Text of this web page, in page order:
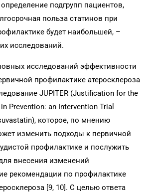
подгрупп пациентов,
польза статинов при
будет наибольшей, –
исследований.
исследований эффективности
профилактике атеросклероза
JUPITER (Justification for the
Prevention: an Intervention Trial
которое, по мнению
изменить подходы к первичной
профилактике и послужить
внесения изменений
рекомендации по профилактике
[9, 10]. C целью ответа